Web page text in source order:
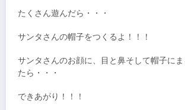
たくさん遊んだら・・・
サンタさんの帽子をつくるよ！！！
サンタさんのお顔に、目と鼻そして帽子に
たら・・・
できあがり！！！